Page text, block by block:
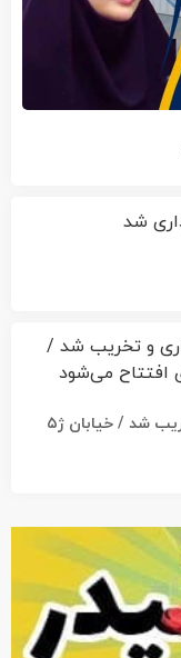
۳ باب مغازه محدوده پستک خریداری و تخریب شد / خیابان ژ۵